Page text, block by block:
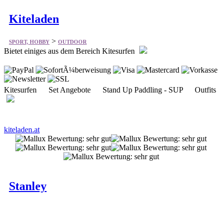
SPORT, HOBBY>OUTDOOR
Bietet einiges aus dem Bereich Kitesurfen
Kitesurfen Set Angebote Stand Up Paddling - SUP Outfits
SPORT, HOBBY>
Bietet einiges aus dem Bereich Thermoskannen